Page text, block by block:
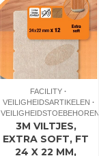
FACILITY
VEILIGHEIDSARTIKELEN
VEILIGHEIDSTOEBEHOREN
3M VILTJES,
EXTRA SOFT, FT
24 X 22 MM,